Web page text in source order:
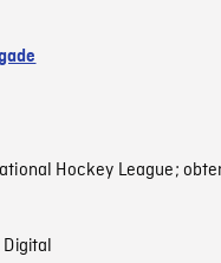
Hockey League;
Digital